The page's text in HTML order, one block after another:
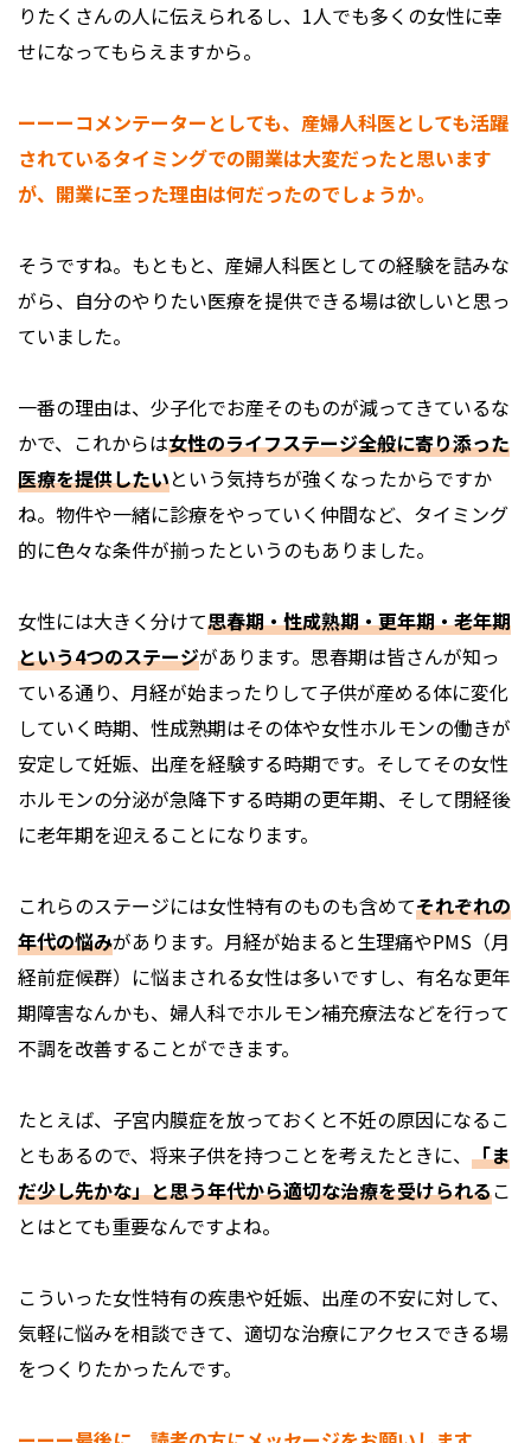
りたくさんの人に伝えられるし、1人でも多くの女性に幸
せになってもらえますから。
ーーーコメンテーターとしても、産婦人科医としても活躍
されているタイミングでの開業は大変だったと思います
が、開業に至った理由は何だったのでしょうか。
そうですね。もともと、産婦人科医としての経験を詰みな
がら、自分のやりたい医療を提供できる場は欲しいと思っ
ていました。
一番の理由は、少子化でお産そのものが減ってきているな
かで、これからは女性のライフステージ全般に寄り添った
医療を提供したいという気持ちが強くなったからですか
ね。物件や一緒に診療をやっていく仲間など、タイミング
的に色々な条件が揃ったというのもありました。
女性には大きく分けて思春期・性成熟期・更年期・老年期
という4つのステージがあります。思春期は皆さんが知っ
ている通り、月経が始まったりして子供が産める体に変化
していく時期、性成熟期はその体や女性ホルモンの働きが
安定して妊娠、出産を経験する時期です。そしてその女性
ホルモンの分泌が急降下する時期の更年期、そして閉経後
に老年期を迎えることになります。
これらのステージには女性特有のものも含めてそれぞれの
年代の悩みがあります。月経が始まると生理痛やPMS（月
経前症候群）に悩まされる女性は多いですし、有名な更年
期障害なんかも、婦人科でホルモン補充療法などを行って
不調を改善することができます。
たとえば、子宮内膜症を放っておくと不妊の原因になるこ
ともあるので、将来子供を持つことを考えたときに、 「ま
だ少し先かな」と思う年代から適切な治療を受けられるこ
とはとても重要なんですよね。
こういった女性特有の疾患や妊娠、出産の不安に対して、
気軽に悩みを相談できて、適切な治療にアクセスできる場
をつくりたかったんです。